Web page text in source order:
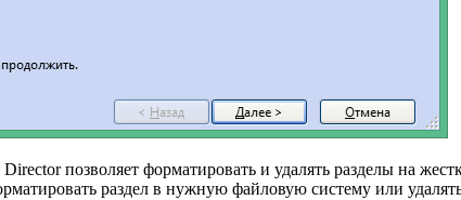
позволяет форматировать и удалять разделы на
раздел в нужную файловую систему или